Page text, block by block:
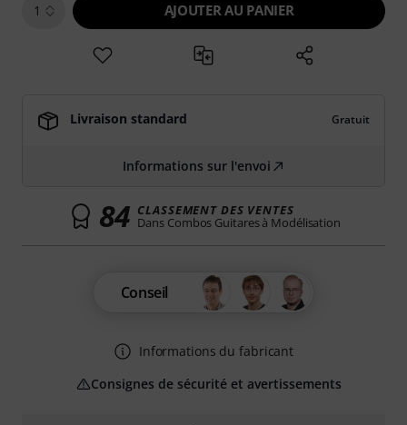
1 AJOUTER AU PANIER
Livraison standard Gratuit
Informations sur l'envoi
84 CLASSEMENT DES VENTES
Dans Combos Guitares à Modélisation
Conseil
Informations du fabricant
Consignes de sécurité et avertissements